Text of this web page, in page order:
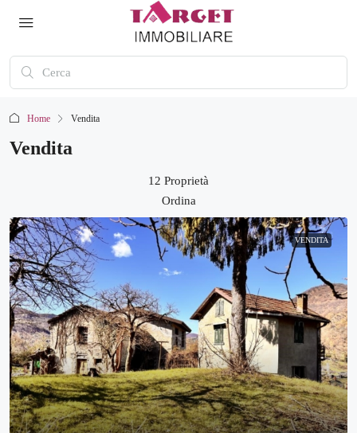
Home Vendita
Vendita
12 Proprietà
Ordina
VENDITA